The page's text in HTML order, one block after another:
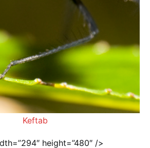
Keftab
height=”480″ />